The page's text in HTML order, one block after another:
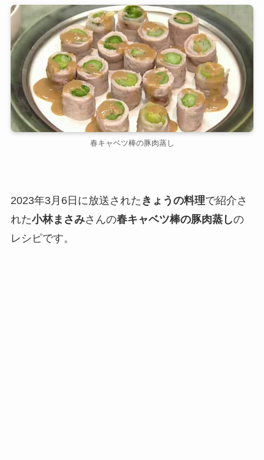
春キャベツ棒の豚肉蒸し
2023年3月6日に放送された きょうの料理で紹介さ
れた小林まさみさんの春キャベツ棒の豚肉蒸しの
レシピです。